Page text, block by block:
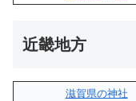
近畿地方
滋賀県の神社